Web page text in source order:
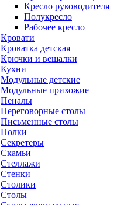
Кресло руководителя
Полукресло
Рабочее кресло
Кровати
Кроватка детская
Крючки и вешалки
Кухни
Модульные детские
Модульные прихожие
Пеналы
Переговорные столы
Письменные столы
Полки
Секретеры
Скамьи
Стеллажи
Стенки
Столики
Столы